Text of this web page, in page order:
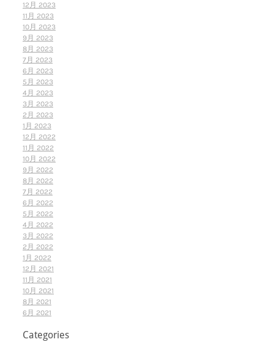
12月 2023
11月 2023
10月 2023
9月 2023
8月 2023
7月 2023
6月 2023
5月 2023
4月 2023
3月 2023
2月 2023
1月 2023
12月 2022
11月 2022
10月 2022
9月 2022
8月 2022
7月 2022
6月 2022
5月 2022
4月 2022
3月 2022
2月 2022
1月 2022
12月 2021
11月 2021
10月 2021
8月 2021
6月 2021
Categories